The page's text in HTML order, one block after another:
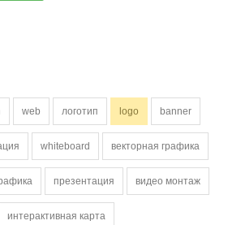
web логотип logo banner
whiteboard векторная графика
презентация видео монтаж
интерактивная карта